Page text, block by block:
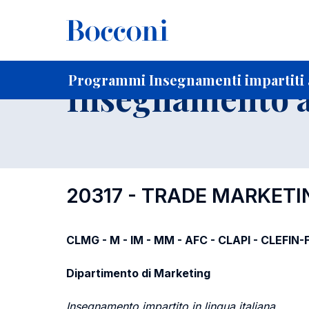
Programmi Insegnamenti impartiti
Home Per studenti iscritti
Insegnamento
20317 - TRADE
CLMG - M - IM - MM - AFC - CLAPI -
Dipartimento di Marketing
Insegnamento impartito in lingua italiana